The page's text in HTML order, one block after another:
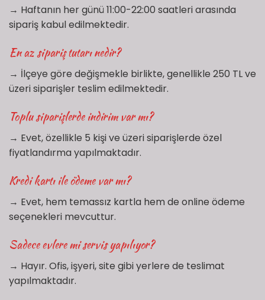
→ Haftanın her günü 11:00-22:00 saatleri arasında
sipariş kabul edilmektedir.
En az sipariş tutarı nedir?
→ İlçeye göre değişmekle birlikte, genellikle 250 TL ve
üzeri siparişler teslim edilmektedir.
Toplu siparişlerde indirim var mı?
→ Evet, özellikle 5 kişi ve üzeri siparişlerde özel
fiyatlandırma yapılmaktadır.
Kredi kartı ile ödeme var mı?
→ Evet, hem temassız kartla hem de online ödeme
seçenekleri mevcuttur.
Sadece evlere mi servis yapılıyor?
→ Hayır. Ofis, işyeri, site gibi yerlere de teslimat
yapılmaktadır.